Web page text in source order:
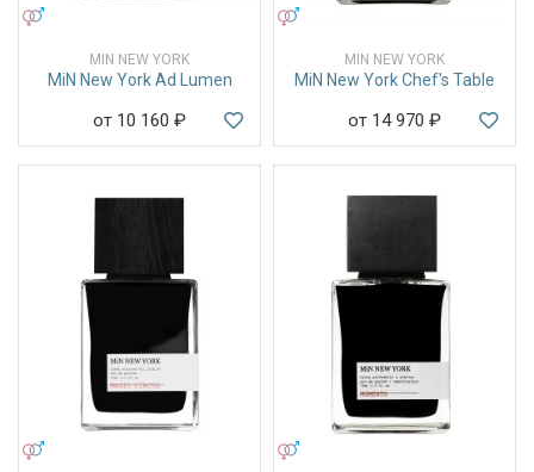
MIN NEW YORK
MiN New York Ad Lumen
от 10 160 ₽
MIN NEW YORK
MiN New York Chef's Table
от 14 970 ₽